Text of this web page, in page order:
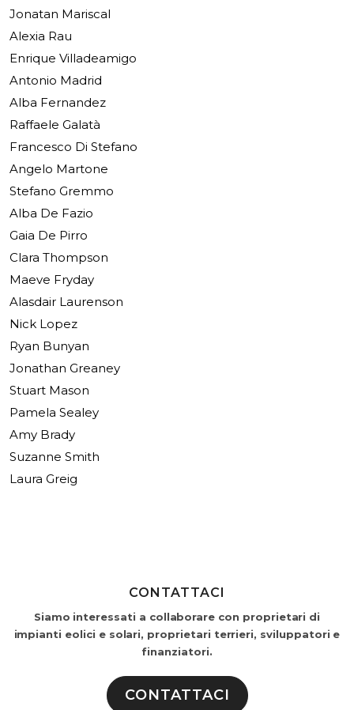
Jonatan Mariscal
Alexia Rau
Enrique Villadeamigo
Antonio Madrid
Alba Fernandez
Raffaele Galatà
Francesco Di Stefano
Angelo Martone
Stefano Gremmo
Alba De Fazio
Gaia De Pirro
Clara Thompson
Maeve Fryday
Alasdair Laurenson
Nick Lopez
Ryan Bunyan
Jonathan Greaney
Stuart Mason
Pamela Sealey
Amy Brady
Suzanne Smith
Laura Greig
CONTATTACI
Siamo interessati a collaborare con proprietari di
impianti eolici e solari, proprietari terrieri, sviluppatori e
finanziatori.
CONTATTACI